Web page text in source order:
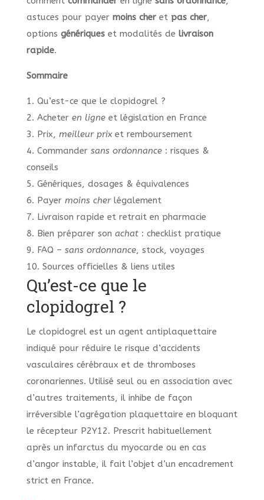
astuces pour payer moins cheret pas cher,
options génériqueset modalités de livraison
rapide.
Sommaire
1. Qu’est-ce que le clopidogrel ?
2. Acheter en ligneet législation en France
3. Prix, meilleur prixet remboursement
4. Commander sans ordonnance: risques &
conseils
5. Génériques, dosages & équivalences
6. Payer moins cherlégalement
7. Livraison rapide et retrait en pharmacie
8. Bien préparer son achat: checklist pratique
9. FAQ – sans ordonnance, stock, voyages
10. Sources officielles & liens utiles
Qu’est-ce que le
clopidogrel ?
Le clopidogrel est un agent antiplaquettaire
indiqué pour réduire le risque d’accidents
vasculaires cérébraux et de thromboses
coronariennes. Utilisé seul ou en association avec
d’autres traitements, il inhibe de façon
irréversible l’agrégation plaquettaire en bloquant
le récepteur P2Y12. Prescrit habituellement
après un infarctus du myocarde ou en cas
d’angor instable, il fait l’objet d’un encadrement
strict en France.